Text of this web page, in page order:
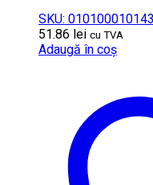
SKU:
51.86 lei cu TVA
Adaugă în coș